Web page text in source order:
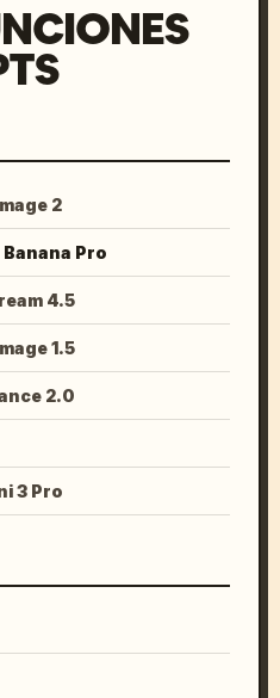
2
Pro
4.5
1.5
2.0
3 Pro